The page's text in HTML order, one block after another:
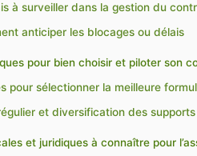
à surveiller dans la gestion du
anticiper les blocages ou délais
pour bien choisir et piloter son
pour sélectionner la meilleure
et diversification des supports
et juridiques à connaître pour